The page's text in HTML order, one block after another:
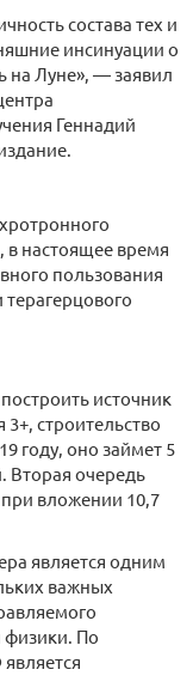
состава тех и
инсинуации о
на Луне», — заявил
Геннадий
в настоящее время
пользования
источник
строительство
году, оно займет 5
Вторая очередь
вложении 10,7
является одним
важных
физики. По